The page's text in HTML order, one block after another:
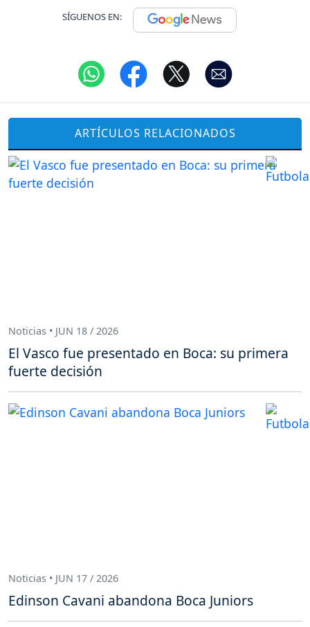
SÍGUENOS EN:
ARTÍCULOS RELACIONADOS
Noticias • JUN 18 / 2026
El Vasco fue presentado en Boca: su primera
fuerte decisión
Noticias • JUN 17 / 2026
Edinson Cavani abandona Boca Juniors